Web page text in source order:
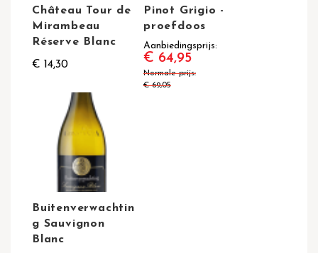
Château Tour de
Mirambeau
Réserve Blanc
€ 14,30
Pinot Grigio -
proefdoos
Aanbiedingsprijs
€ 64,95
Normale prijs
€ 69,05
Buitenverwachtin
g Sauvignon
Blanc